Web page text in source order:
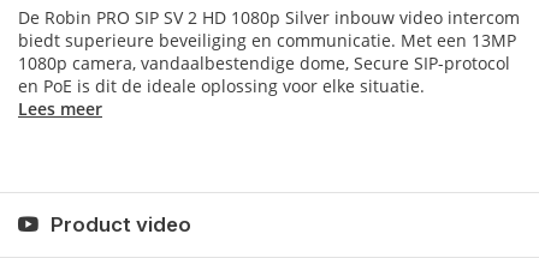
De Robin PRO SIP SV 2 HD 1080p Silver inbouw video intercom
biedt superieure beveiliging en communicatie. Met een 13MP
1080p camera, vandaalbestendige dome, Secure SIP-protocol
en PoE is dit de ideale oplossing voor elke situatie.
Lees meer
Product video